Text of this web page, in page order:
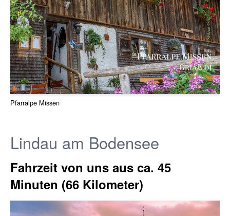
Pfarralpe Missen
Lindau am Bodensee
Fahrzeit von uns aus ca. 45
Minuten (66 Kilometer)